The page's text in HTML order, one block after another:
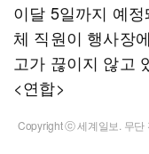
이달 5일까지 예
체 직원이 행사장
고가 끊이지 않고
<연합>
Copyright ⓒ 세계일보. 무단